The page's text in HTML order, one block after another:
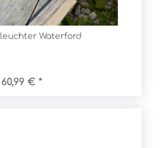
Waterford
60,99 € *